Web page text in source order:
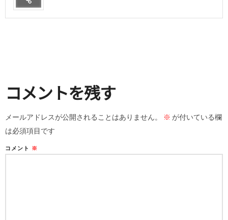
コメントを残す
メールアドレスが公開されることはありません。 ※ が付いている欄
は必須項目です
コメント ※